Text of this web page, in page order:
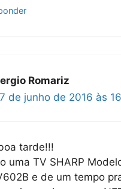
Romariz
de junho de 2016 às
tarde!!!
uma TV SHARP
e de um tempo